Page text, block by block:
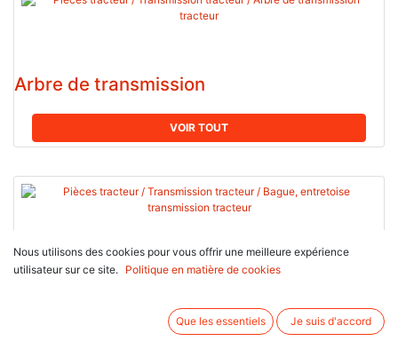
Arbre de transmission
VOIR TOUT
Bague, entretoise transmission
VOIR TOUT
Nous utilisons des cookies pour vous offrir une meilleure expérience
utilisateur sur ce site.
Politique en matière de cookies
Que les essentiels Je suis d'accord